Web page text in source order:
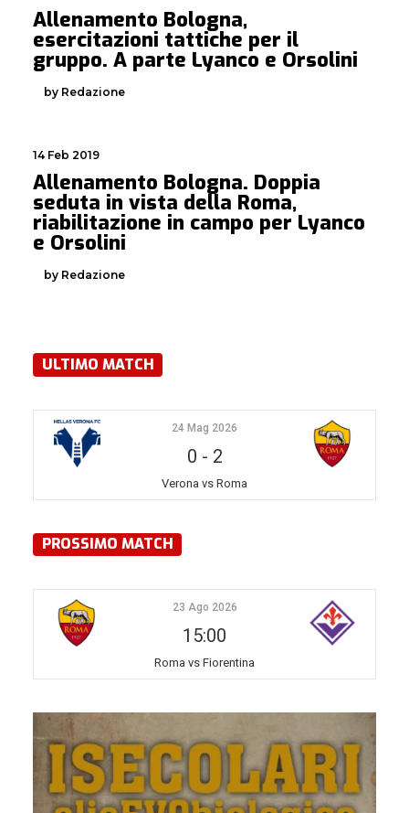
Allenamento Bologna,
esercitazioni tattiche per il
gruppo. A parte Lyanco e Orsolini
by Redazione
14 Feb 2019
Allenamento Bologna. Doppia
seduta in vista della Roma,
riabilitazione in campo per Lyanco
e Orsolini
by Redazione
ULTIMO MATCH
24 Mag 2026
0 - 2
Verona vs Roma
PROSSIMO MATCH
23 Ago 2026
15:00
Roma vs Fiorentina